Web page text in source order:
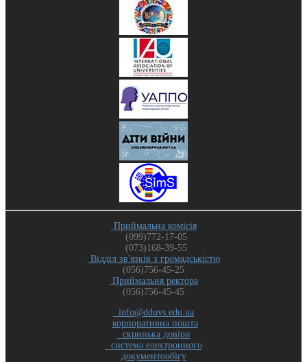
Приймальна комісія
(099)772-17-05
(073)168-39-55
Відділ зв'язків з громадськістю
(056)756-45-25
Приймальня ректора
(056)756-45-45
info@dduvs.edu.ua
корпоративна пошта
скринька довіри
система електронного
документообігу